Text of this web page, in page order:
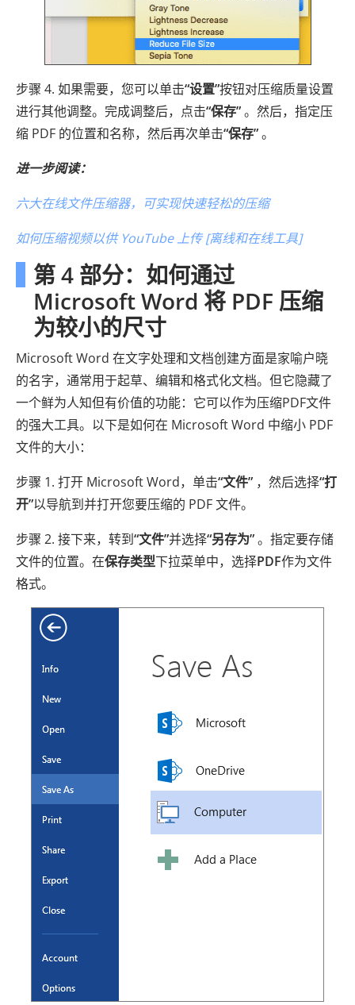
步骤 4. 如果需要，您可以单击“设置”按钮对压缩质量设置
进行其他调整。完成调整后，点击“保存”。然后，指定压
缩 PDF 的位置和名称，然后再次单击“保存”。
进一步阅读：
六大在线文件压缩器，可实现快速轻松的压缩
如何压缩视频以供 YouTube 上传 [离线和在线工具]
第 4 部分：如何通过
Microsoft Word 将 PDF 压缩
为较小的尺寸
Microsoft Word 在文字处理和文档创建方面是家喻户晓
的名字，通常用于起草、编辑和格式化文档。但它隐藏了
一个鲜为人知但有价值的功能：它可以作为压缩PDF文件
的强大工具。以下是如何在 Microsoft Word 中缩小 PDF
文件的大小：
步骤 1. 打开 Microsoft Word，单击“文件” ，然后选择“打
开”以导航到并打开您要压缩的 PDF 文件。
步骤 2. 接下来，转到“文件”并选择“另存为”。指定要存储
文件的位置。在保存类型下拉菜单中，选择PDF作为文件
格式。